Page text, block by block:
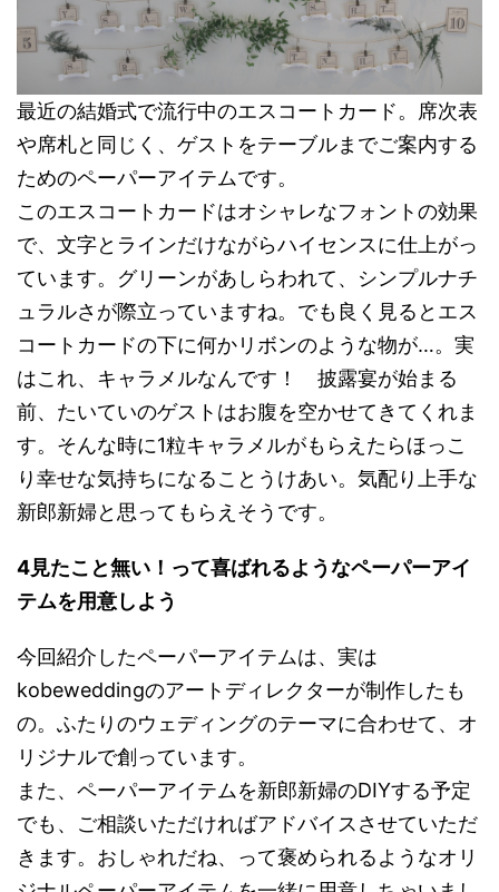
最近の結婚式で流行中のエスコートカード。席次表
や席札と同じく、ゲストをテーブルまでご案内する
ためのペーパーアイテムです。
このエスコートカードはオシャレなフォントの効果
で、文字とラインだけながらハイセンスに仕上がっ
ています。グリーンがあしらわれて、シンプルナチ
ュラルさが際立っていますね。でも良く見るとエス
コートカードの下に何かリボンのような物が…。実
はこれ、キャラメルなんです！ 披露宴が始まる
前、たいていのゲストはお腹を空かせてきてくれま
す。そんな時に1粒キャラメルがもらえたらほっこ
り幸せな気持ちになることうけあい。気配り上手な
新郎新婦と思ってもらえそうです。
4見たこと無い！って喜ばれるようなペーパーアイ
テムを用意しよう
今回紹介したペーパーアイテムは、実は
kobeweddingのアートディレクターが制作したも
の。ふたりのウェディングのテーマに合わせて、オ
リジナルで創っています。
また、ペーパーアイテムを新郎新婦のDIYする予定
でも、ご相談いただければアドバイスさせていただ
きます。おしゃれだね、って褒められるようなオリ